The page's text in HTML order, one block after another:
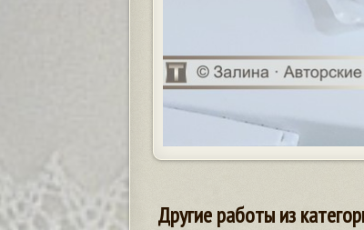
Другие работы из